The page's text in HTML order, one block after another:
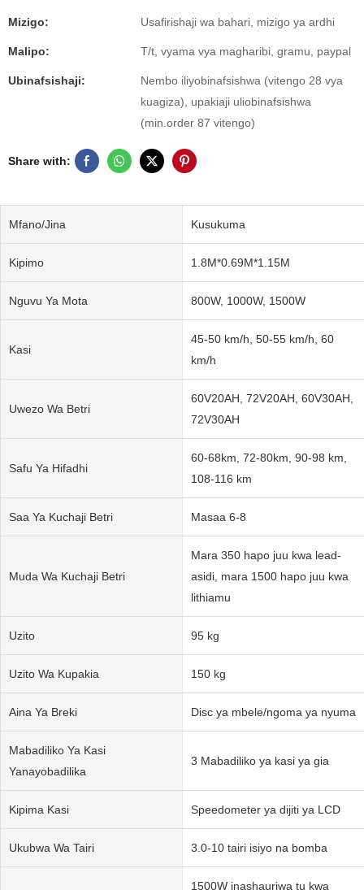
Mizigo: Usafirishaji wa bahari, mizigo ya ardhi
Malipo: T/t, vyama vya magharibi, gramu, paypal
Ubinafsishaji:
Nembo iliyobinafsishwa (vitengo 28 vya
kuagiza), upakiaji uliobinafsishwa
(min.order 87 vitengo)
Share with:
Mfano/Jina Kusukuma
Kipimo 1.8M*0.69M*1.15M
Nguvu Ya Mota 800W, 1000W, 1500W
Kasi
45-50 km/h, 50-55 km/h, 60
km/h
Uwezo Wa Betri
60V20AH, 72V20AH, 60V30AH,
72V30AH
Safu Ya Hifadhi
60-68km, 72-80km, 90-98 km,
108-116 km
Saa Ya Kuchaji Betri Masaa 6-8
Muda Wa Kuchaji Betri
Mara 350 hapo juu kwa lead-
asidi, mara 1500 hapo juu kwa
lithiamu
Uzito 95 kg
Uzito Wa Kupakia 150 kg
Aina Ya Breki Disc ya mbele/ngoma ya nyuma
Mabadiliko Ya Kasi
Yanayobadilika
3 Mabadiliko ya kasi ya gia
Kipima Kasi Speedometer ya dijiti ya LCD
Ukubwa Wa Tairi 3.0-10 tairi isiyo na bomba
1500W inashauriwa tu kwa